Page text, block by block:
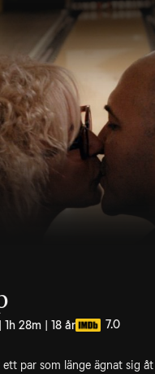
28m | 18 år 7.0
par som länge ägnat sig åt